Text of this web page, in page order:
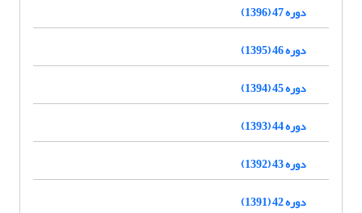
دوره 47 (1396)
دوره 46 (1395)
دوره 45 (1394)
دوره 44 (1393)
دوره 43 (1392)
دوره 42 (1391)